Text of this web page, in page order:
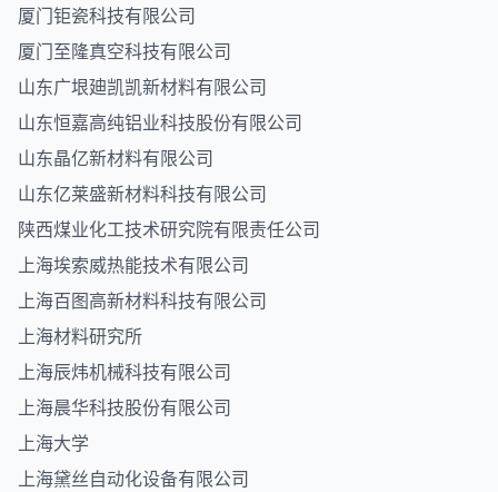
厦门钜瓷科技有限公司
厦门至隆真空科技有限公司
山东广垠廸凯凯新材料有限公司
山东恒嘉高纯铝业科技股份有限公司
山东晶亿新材料有限公司
山东亿莱盛新材料科技有限公司
陕西煤业化工技术研究院有限责任公司
上海埃索威热能技术有限公司
上海百图高新材料科技有限公司
上海材料研究所
上海辰炜机械科技有限公司
上海晨华科技股份有限公司
上海大学
上海黛丝自动化设备有限公司